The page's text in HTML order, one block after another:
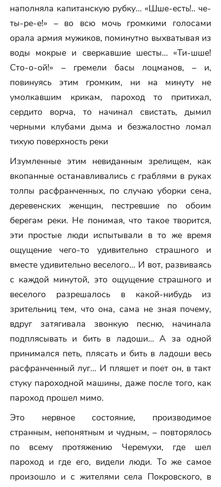
наполняла капитанскую рубку… «Шше-есть!.. че-
ты-ре-е!» – во всю мочь громкими голосами
орала армия мужиков, поминутно выхватывая из
воды мокрые и сверкавшие шесты… «Ти-шше!
Сто-о-ой!» – гремели басы лоцманов, – и,
повинуясь этим громким, ни на минуту не
умолкавшим крикам, пароход то притихал,
сердито ворча, то начинал свистать, дымил
черными клубами дыма и безжалостно ломал
тихую поверхность реки
Изумленные этим невиданным зрелищем, как
вкопанные останавливались с граблями в руках
толпы расфранченных, по случаю уборки сена,
деревенских женщин, пестревшие по обоим
берегам реки. Не понимая, что такое творится,
эти простые люди испытывали в то же время
ощущение чего-то удивительно страшного и
вместе удивительно веселого… И вот, развиваясь
с каждой минутой, это ощущение страшного и
веселого разрешалось в какой-нибудь из
зрительниц тем, что она, сама не зная почему,
вдруг затягивала звонкую песню, начинала
подплясывать и бить в ладоши… А за одной
принимался петь, плясать и бить в ладоши весь
расфранченный луг… И пляшет и поет он, в такт
стуку пароходной машины, даже после того, как
пароход прошел мимо.
Это нервное состояние, производимое
странным, непонятным и чудным, – повторялось
по всему протяжению Черемухи, где шел
пароход и где его, видели люди. То же самое
произошло и с жителями села Покровского, в